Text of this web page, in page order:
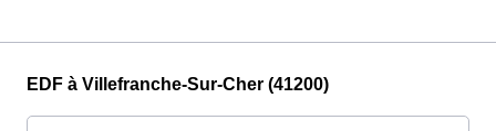
EDF à Villefranche-Sur-Cher (41200)